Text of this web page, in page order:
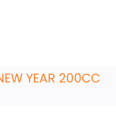
YEAR 200CC